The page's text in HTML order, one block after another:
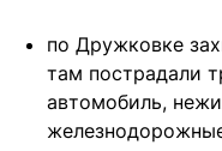
по Дружковке
там пострадали
автомобиль,